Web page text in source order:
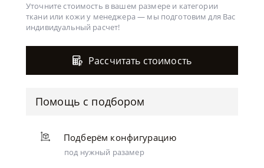
Уточните стоимость в вашем размере и категории
ткани или кожи у менеджера — мы подготовим для Вас
индивидуальный расчет!
Рассчитать стоимость
Помощь с подбором
Подберём конфигурацию
под нужный разамер